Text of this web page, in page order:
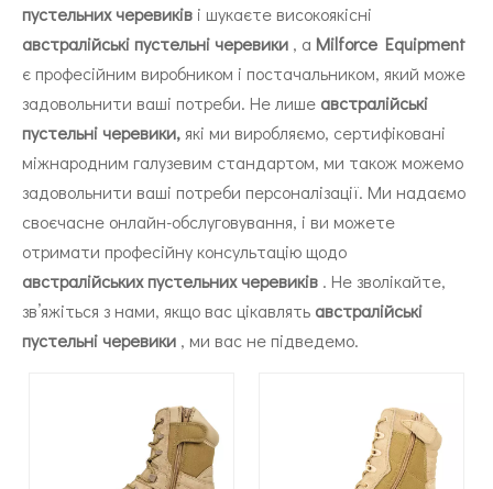
пустельних черевиків і шукаєте високоякісні
австралійські пустельні черевики , а Milforce Equipment
є професійним виробником і постачальником, який може
задовольнити ваші потреби. Не лише австралійські
пустельні черевики, які ми виробляємо, сертифіковані
міжнародним галузевим стандартом, ми також можемо
задовольнити ваші потреби персоналізації. Ми надаємо
своєчасне онлайн-обслуговування, і ви можете
отримати професійну консультацію щодо
австралійських пустельних черевиків . Не зволікайте,
зв’яжіться з нами, якщо вас цікавлять австралійські
пустельні черевики , ми вас не підведемо.